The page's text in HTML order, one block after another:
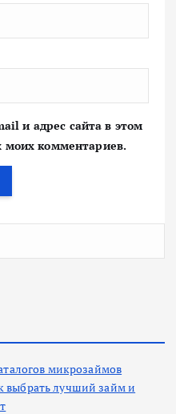
и адрес сайта в этом
моих комментариев.
микрозаймов
выбрать лучший займ и